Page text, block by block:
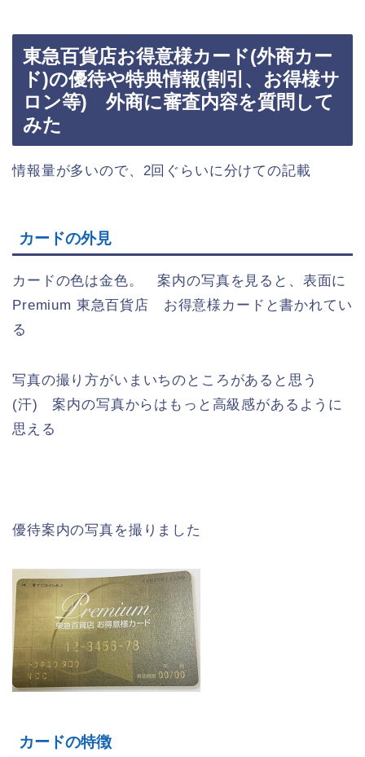
東急百貨店お得意様カード(外商カー
ド)の優待や特典情報(割引、お得様サ
ロン等) 外商に審査内容を質問して
みた
情報量が多いので、2回ぐらいに分けての記載
カードの外見
カードの色は金色。 案内の写真を見ると、表面に
Premium 東急百貨店 お得意様カードと書かれてい
る
写真の撮り方がいまいちのところがあると思う
(汗) 案内の写真からはもっと高級感があるように
思える
優待案内の写真を撮りました
カードの特徴